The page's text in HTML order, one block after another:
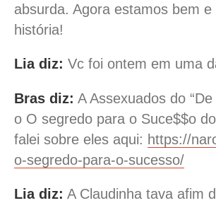
absurda. Agora estamos bem
história!
Lia diz: Vc foi ontem em uma
Bras diz: A Assexuados do
o O segredo para o Suce$$o
falei sobre eles aqui: https://
o-segredo-para-o-sucesso/
Lia diz: A Claudinha tava afim